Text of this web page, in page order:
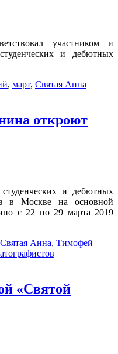
участником и
и дебютных
, март, Святая Анна
откроют
и дебютных
в Москве на основной
с 22 по 29 марта 2019
Святая Анна, Тимофей
«Святой